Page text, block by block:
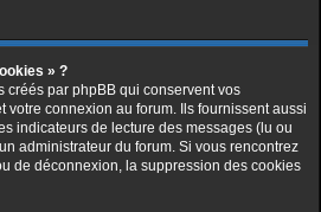
» ?
créés par phpBB qui conservent vos
votre connexion au forum. Ils fournissent aussi
indicateurs de lecture des messages (lu ou
administrateur du forum. Si vous rencontrez
de déconnexion, la suppression des cookies